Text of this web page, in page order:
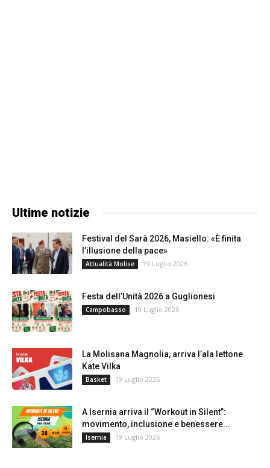
Ultime notizie
Festival del Sarà 2026, Masiello: «È finita
l’illusione della pace»
Attualità Molise 19 Luglio 2026
Festa dell’Unità 2026 a Guglionesi
Campobasso 19 Luglio 2026
La Molisana Magnolia, arriva l’ala lettone
Kate Vilka
Basket 19 Luglio 2026
A Isernia arriva il “Workout in Silent”:
movimento, inclusione e benessere...
Isernia 19 Luglio 2026